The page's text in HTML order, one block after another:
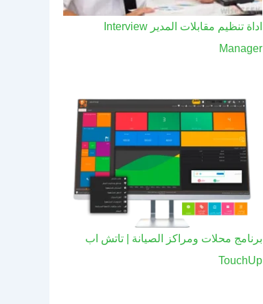
اداة تنظيم مقابلات المدير Interview
Manager
برنامج محلات ومراكز الصيانة | تاتش اب
TouchUp